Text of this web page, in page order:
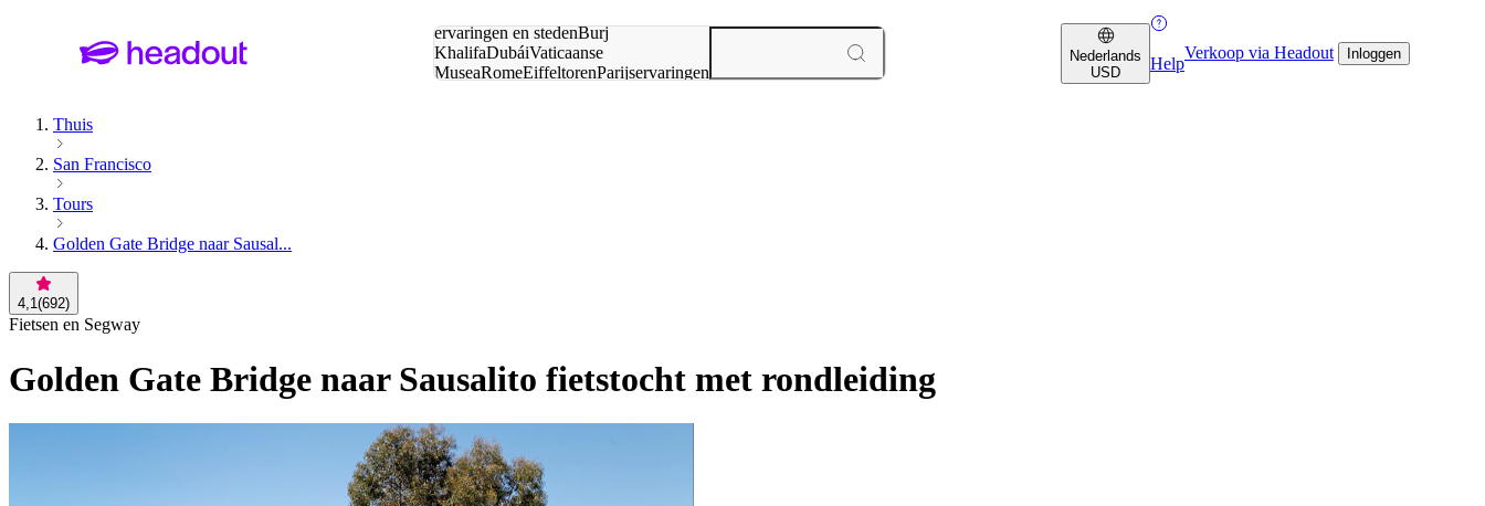
ervaringen en stedenBurj
KhalifaDubáiVaticaanse
MuseaRomeEiffeltorenParijservaringen
Nederlands
USD
Help
Verkoop via Headout Inloggen
Thuis
San Francisco
Tours
Golden Gate Bridge naar Sausal...
4,1(692)
Fietsen en Segway
Golden Gate Bridge naar Sausalito fietstocht met rondleiding